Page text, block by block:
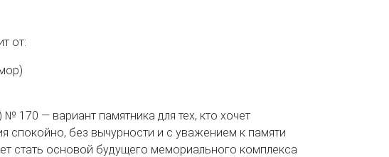
от:
170 — вариант памятника для тех, кто хочет
спокойно, без вычурности и с уважением к памяти
стать основой будущего мемориального комплекса